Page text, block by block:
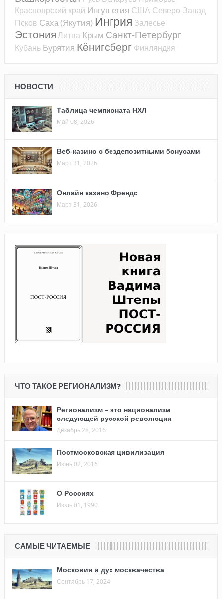
Красноярский край Ингушетия США Северо-Запад
Псков Саха (Якутия) Ингрия Залесье
Эстония Литва Крым Санкт-Петербург
Кубань Бурятия Кёнигсберг Финляндия
НОВОСТИ
Таблица чемпионата НХЛ
Май 08, 2026
Веб-казино с бездепозитными бонусами
Март 31, 2026
Онлайн казино Френдс
Март 31, 2026
ЧТО ТАКОЕ РЕГИОНАЛИЗМ?
Регионализм – это национализм
следующей русской революции
Декабрь 28, 2016
Постмосковская цивилизация
Июнь 02, 2016
О Россиях
Июль 01, 1990
САМЫЕ ЧИТАЕМЫЕ
Московия и дух москвачества
Сентябрь 17, 2024